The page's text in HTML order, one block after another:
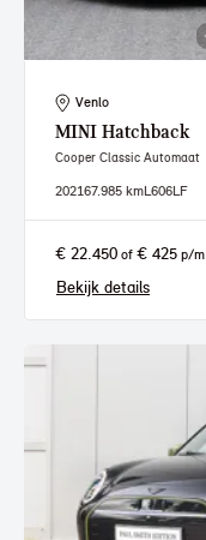
Venlo
MINI Hatchback
Cooper Classic Automaat
202167.985 kmL606LF
€ 22.450 of € 425 p/m
Bekijk details